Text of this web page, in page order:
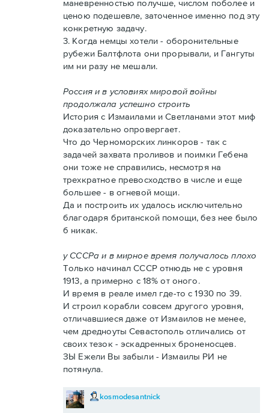
маневренностью получше, числом поболее и
ценою подешевле, заточенное именно под эту
конкретную задачу.
3. Когда немцы хотели - оборонительные
рубежи Балтфлота они прорывали, и Гангуты
им ни разу не мешали.
Россия и в условиях мировой войны
продолжала успешно строить
История с Измаилами и Светланами этот миф
доказательно опровергает.
Что до Черноморских линкоров - так с
задачей захвата проливов и поимки Гебена
они тоже не справились, несмотря на
трехкратное превосходство в числе и еще
большее - в огневой мощи.
Да и построить их удалось исключительно
благодаря британской помощи, без нее было
б никак.
у СССРа и в мирное время получалось плохо
Только начинал СССР отнюдь не с уровня
1913, а примерно с 18% от оного.
И время в реале имел где-то с 1930 по 39.
И строил корабли совсем другого уровня,
отличавшиеся даже от Измаилов не менее,
чем дредноуты Севастополь отличались от
своих тезок - эскадренных броненосцев.
ЗЫ Ежели Вы забыли - Измаилы РИ не
потянула.
kosmodesantnick